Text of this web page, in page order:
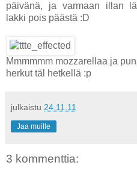
päivänä, ja varmaan illan
lakki pois päästä :D
Mmmmmm mozzarellaa ja
herkut täl hetkellä :p
julkaistu 24.11.11
Jaa muille
3 kommenttia: